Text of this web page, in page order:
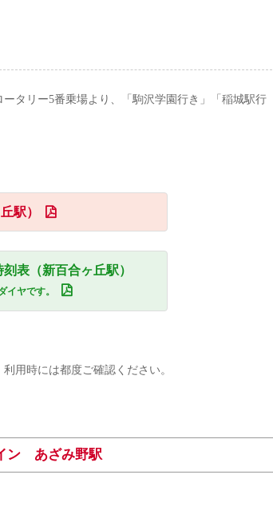
タリー5番乗場より、「駒沢学園行き」「稲城駅行
駅）
表（新百合ヶ丘駅）
イヤです。
用時には都度ご確認ください。
ン あざみ野駅